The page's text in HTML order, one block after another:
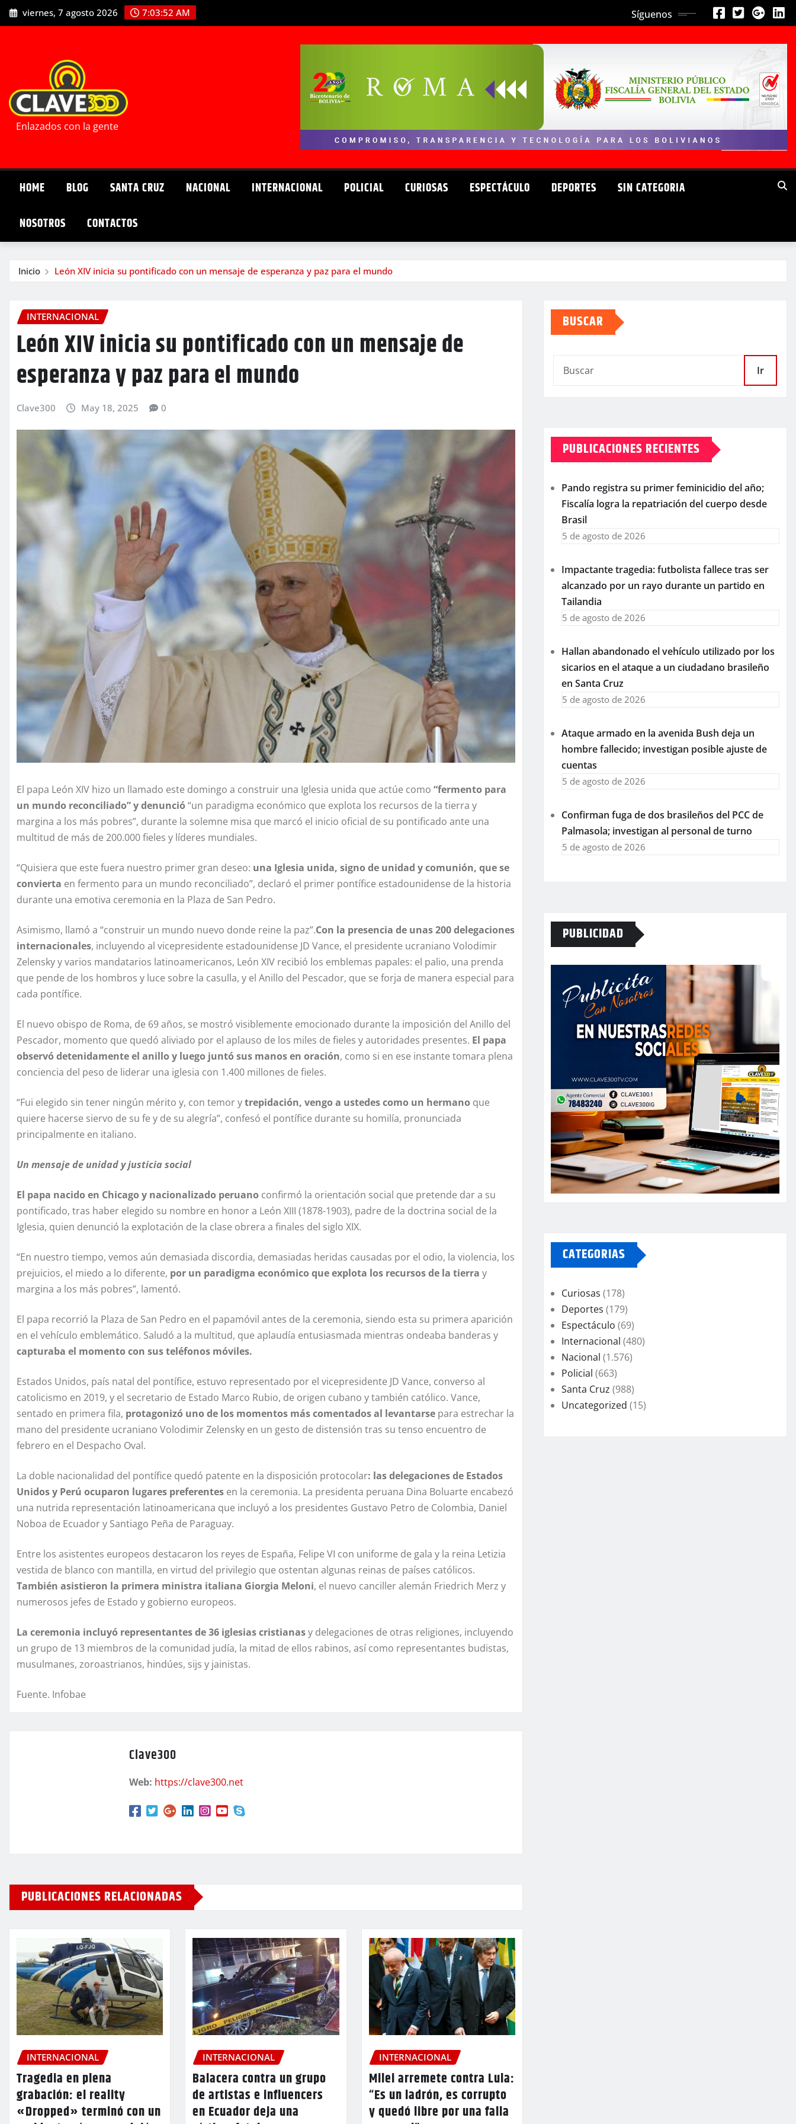
Saltar
al
viernes, 7 agosto 2026 7:03:54 AM Síguenos
Enlazados con la gente
HOME BLOG SANTA CRUZ NACIONAL INTERNACIONAL POLICIAL CURIOSAS ESPECTÁCULO DEPORTES SIN CATEGORIA
NOSOTROS CONTACTOS
Inicio León XIV inicia su pontificado con un mensaje de esperanza y paz para el mundo
INTERNACIONAL
León XIV inicia su pontificado con un mensaje de
esperanza y paz para el mundo
Clave300 May 18, 2025 0
El papa León XIV hizo un llamado este domingo a construir una Iglesia unida que actúe como “fermento para
un mundo reconciliado” y denunció “un paradigma económico que explota los recursos de la tierra y
margina a los más pobres”, durante la solemne misa que marcó el inicio oficial de su pontificado ante una
multitud de más de 200.000 fieles y líderes mundiales.
“Quisiera que este fuera nuestro primer gran deseo: una Iglesia unida, signo de unidad y comunión, que se
convierta en fermento para un mundo reconciliado”, declaró el primer pontífice estadounidense de la historia
durante una emotiva ceremonia en la Plaza de San Pedro.
Asimismo, llamó a “construir un mundo nuevo donde reine la paz”.Con la presencia de unas 200 delegaciones
internacionales, incluyendo al vicepresidente estadounidense JD Vance, el presidente ucraniano Volodimir
Zelensky y varios mandatarios latinoamericanos, León XIV recibió los emblemas papales: el palio, una prenda
que pende de los hombros y luce sobre la casulla, y el Anillo del Pescador, que se forja de manera especial para
cada pontífice.
El nuevo obispo de Roma, de 69 años, se mostró visiblemente emocionado durante la imposición del Anillo del
Pescador, momento que quedó aliviado por el aplauso de los miles de fieles y autoridades presentes. El papa
observó detenidamente el anillo y luego juntó sus manos en oración, como si en ese instante tomara plena
conciencia del peso de liderar una iglesia con 1.400 millones de fieles.
“Fui elegido sin tener ningún mérito y, con temor ytrepidación, vengo a ustedes como un hermano que
quiere hacerse siervo de su fe y de su alegría”, confesó el pontífice durante su homilía, pronunciada
principalmente en italiano.
Un mensaje de unidad y justicia social
El papa nacido en Chicago y nacionalizado peruano confirmó la orientación social que pretende dar a su
pontificado, tras haber elegido su nombre en honor a León XIII (1878-1903), padre de la doctrina social de la
Iglesia, quien denunció la explotación de la clase obrera a finales del siglo XIX.
“En nuestro tiempo, vemos aún demasiada discordia, demasiadas heridas causadas por el odio, la violencia, los
prejuicios, el miedo a lo diferente, por un paradigma económico que explota los recursos de la tierra y
margina a los más pobres”, lamentó.
El papa recorrió la Plaza de San Pedro en el papamóvil antes de la ceremonia, siendo esta su primera aparición
en el vehículo emblemático. Saludó a la multitud, que aplaudía entusiasmada mientras ondeaba banderas y
capturaba el momento con sus teléfonos móviles.
Estados Unidos, país natal del pontífice, estuvo representado por el vicepresidente JD Vance, converso al
catolicismo en 2019, y el secretario de Estado Marco Rubio, de origen cubano y también católico. Vance,
sentado en primera fila, protagonizó uno de los momentos más comentados al levantarse para estrechar la
mano del presidente ucraniano Volodimir Zelensky en un gesto de distensión tras su tenso encuentro de
febrero en el Despacho Oval.
La doble nacionalidad del pontífice quedó patente en la disposición protocolar: las delegaciones de Estados
Unidos y Perú ocuparon lugares preferentes en la ceremonia. La presidenta peruana Dina Boluarte encabezó
una nutrida representación latinoamericana que incluyó a los presidentes Gustavo Petro de Colombia, Daniel
Noboa de Ecuador y Santiago Peña de Paraguay.
Entre los asistentes europeos destacaron los reyes de España, Felipe VI con uniforme de gala y la reina Letizia
vestida de blanco con mantilla, en virtud del privilegio que ostentan algunas reinas de países católicos.
También asistieron la primera ministra italiana Giorgia Meloni, el nuevo canciller alemán Friedrich Merz y
numerosos jefes de Estado y gobierno europeos.
La ceremonia incluyó representantes de 36 iglesias cristianasy delegaciones de otras religiones, incluyendo
un grupo de 13 miembros de la comunidad judía, la mitad de ellos rabinos, así como representantes budistas,
musulmanes, zoroastrianos, hindúes, sijs y jainistas.
Fuente. Infobae
Clave300
Web: https://clave300.net
PUBLICACIONES RELACIONADAS
INTERNACIONAL
Tragedia en plena
grabación: el reality
«Dropped» terminó con un
INTERNACIONAL
Balacera contra un grupo
de artistas e influencers
en Ecuador deja una
INTERNACIONAL
Milei arremete contra Lula:
“Es un ladrón, es corrupto
y quedó libre por una falla
BUSCAR
Ir
PUBLICACIONES RECIENTES
Pando registra su primer feminicidio del año;
Fiscalía logra la repatriación del cuerpo desde
Brasil
5 de agosto de 2026
Impactante tragedia: futbolista fallece tras ser
alcanzado por un rayo durante un partido en
Tailandia
5 de agosto de 2026
Hallan abandonado el vehículo utilizado por los
sicarios en el ataque a un ciudadano brasileño
en Santa Cruz
5 de agosto de 2026
Ataque armado en la avenida Bush deja un
hombre fallecido; investigan posible ajuste de
cuentas
5 de agosto de 2026
Confirman fuga de dos brasileños del PCC de
Palmasola; investigan al personal de turno
5 de agosto de 2026
PUBLICIDAD
CATEGORIAS
Curiosas (178)
Deportes (179)
Espectáculo (69)
Internacional (480)
Nacional (1.576)
Policial (663)
Santa Cruz (988)
Uncategorized (15)